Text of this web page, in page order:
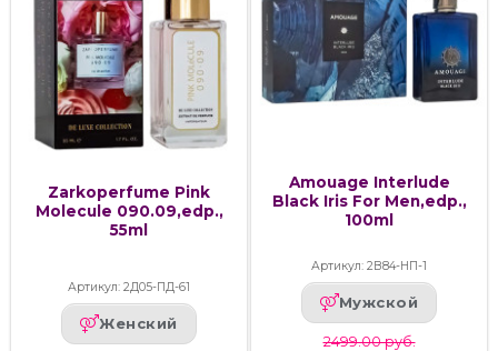
Zarkoperfume Pink
Molecule 090.09,edp.,
55ml
Артикул: 2Д05-ПД-61
Женский
Amouage Interlude
Black Iris For Men,edp.,
100ml
Артикул: 2В84-НП-1
Мужской
2499.00 руб.